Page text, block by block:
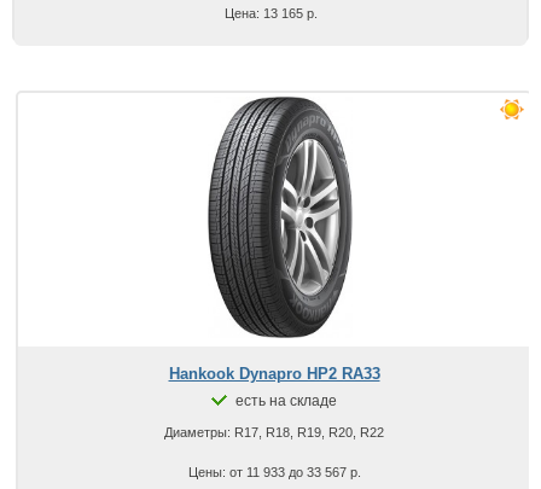
Цена: 13 165 р.
Hankook Dynapro HP2 RA33
есть на складе
Диаметры: R17, R18, R19, R20, R22
Цены: от 11 933 до 33 567 р.